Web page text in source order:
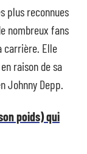
plus reconnues
nombreux fans
carrière. Elle
raison de sa
Johnny Depp.
poids) qui